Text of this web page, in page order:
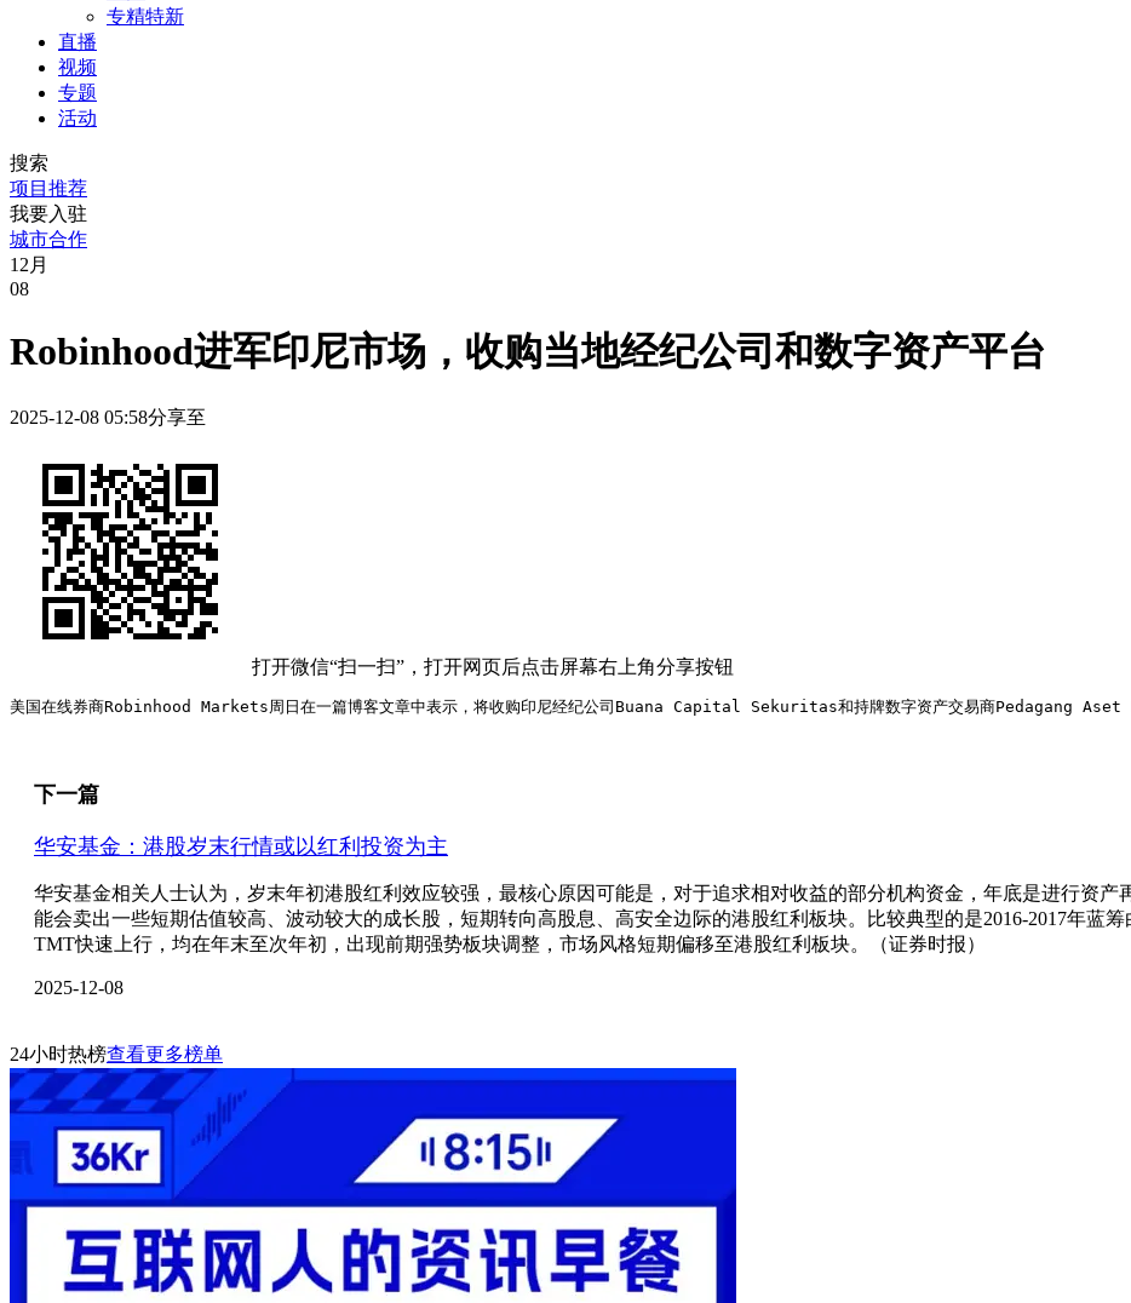
专精特新
直播
视频
专题
活动
搜索
项目推荐
我要入驻
城市合作
12 月
08
Robinhood进军印尼市场，收购当地经纪公司和数字资产平台
2025-12-08 05:58分享至
打开微信“扫一扫”，打开网页后点击屏幕右上角分享按钮
美国在线券商Robinhood Markets周日在一篇博客文章中表示，将收购印尼经纪公司Buana Capital Sekuritas和持牌数字资产交易商Pedagang Aset
下一篇
华安基金：港股岁末行情或以红利投资为主
华安基金相关人士认为，岁末年初港股红利效应较强，最核心原因可能是，对于追求相对收益的部分机构资金，年底是进行资
能会卖出一些短期估值较高、波动较大的成长股，短期转向高股息、高安全边际的港股红利板块。比较典型的是2016-2017年蓝
TMT快速上行，均在年末至次年初，出现前期强势板块调整，市场风格短期偏移至港股红利板块。（证券时报）
2025-12-08
24小时热榜查看更多榜单